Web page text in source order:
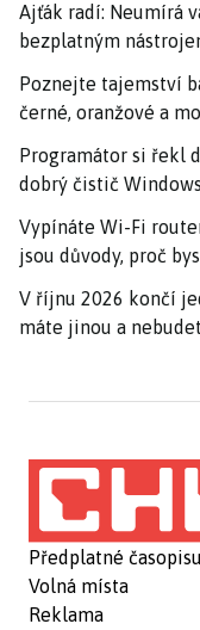
Ajťák radí: Neumírá
bezplatným
Poznejte tajemství
černé, oranžové a
Programátor si řekl
dobrý čistič
Vypínáte Wi-Fi
jsou důvody, proč
V říjnu 2026 končí
máte jinou a
Předplatné
Volná místa
Reklama